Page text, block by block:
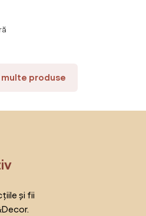
multe produse
și fii